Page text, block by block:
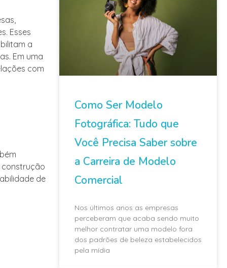
Esses
a
Em uma
com
construção
de
Como Ser Modelo
Fotográfica: Tudo que
Você Precisa Saber sobre
a Carreira de Modelo
Comercial
Nos últimos anos as empresas
perceberam que acaba sendo muito
melhor contratar uma modelo fora
dos padrões de beleza estabelecidos
pela mídia